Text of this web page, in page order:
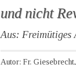
und nicht
Aus: Freimütiges
Autor: Fr.